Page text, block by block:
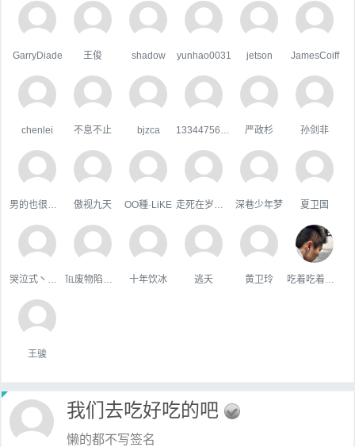
GarryDiade 王俊 shadow yunhao0031 jetson JamesCoiff
chenlei 不息不止 bjzca 严政杉 孙剑非
傲视九天 OO種·LiKE 深巷少年梦 夏卫国
十年饮冰 逃夭 黄卫玲
王骏
我们去吃好吃的吧
懒的都不写签名